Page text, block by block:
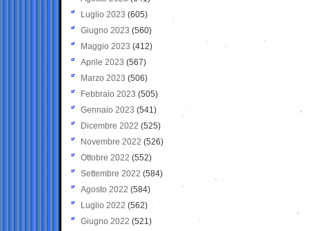
Luglio 2023 (605)
Giugno 2023 (560)
Maggio 2023 (412)
Aprile 2023 (567)
Marzo 2023 (506)
Febbraio 2023 (505)
Gennaio 2023 (541)
Dicembre 2022 (525)
Novembre 2022 (526)
Ottobre 2022 (552)
Settembre 2022 (584)
Agosto 2022 (584)
Luglio 2022 (562)
Giugno 2022 (521)